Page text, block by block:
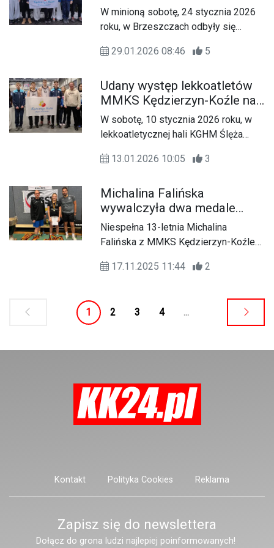
Kędzierzyn-Koźle na
zawodach w Brzeszczach
W minioną sobotę, 24 stycznia 2026
roku, w Brzeszczach odbyły się
wzięło udział blisko 300 zawodników
śląskiego i opolskiego. Reprezentanci
MMKS-u Kędzierzyn-Koźle
zaprezentowali znakomitą formę,
seryjnie stając na podium.
29.01.2026 08:46 5
Udany występ lekkoatletów
MMKS Kędzierzyn-Koźle na
ogólnopolskim mityngu we
Wrocławiu
W sobotę, 10 stycznia 2026 roku, w
lekkoatletycznej hali KGHM Ślęża
ogólnopolski mityng lekkoatletyczny,
zawodników z całego kraju.
Znakomicie w zawodach spisali się
reprezentanci MMKS Kędzierzyn-
Koźle.
13.01.2026 10:05 3
Michalina Falińska
wywalczyła dwa medale
badmintonowego 10.
Pucharu Niemiec
Niesłyszących. ZDJĘCIA
Niespełna 13-letnia Michalina
Falińska z MMKS Kędzierzyn-Koźle
Niesłyszących w Oldenburgu,
srebro w singlu w kategorii U18,
rywalizując z dużo starszymi
17.11.2025 11:44 2
1 2 3 4 ...
Kontakt Polityka Cookies Reklama
Zapisz się do newslettera
Dołącz do grona ludzi najlepiej poinformowanych!